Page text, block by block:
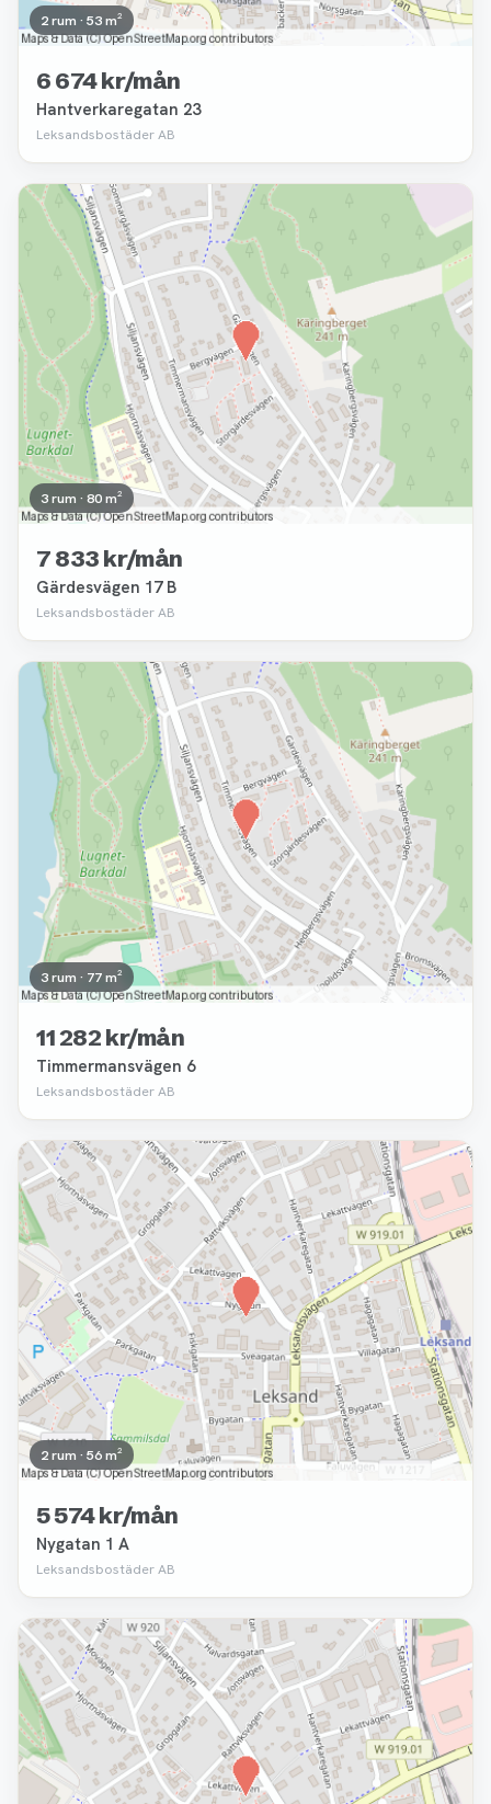
2 rum · 53 m²
6 674 kr/mån
Hantverkaregatan 23
Leksandsbostäder AB
Borttagen
3 rum · 80 m²
7 833 kr/mån
Gärdesvägen 17 B
Leksandsbostäder AB
Borttagen
3 rum · 77 m²
11 282 kr/mån
Timmermansvägen 6
Leksandsbostäder AB
Borttagen
2 rum · 56 m²
5 574 kr/mån
Nygatan 1 A
Leksandsbostäder AB
Borttagen